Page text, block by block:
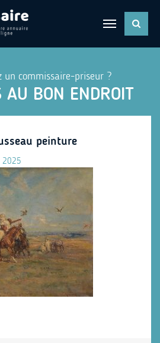
un commissaire-priseur ?
AU BON ENDROIT
peinture
2025